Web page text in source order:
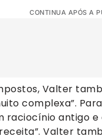
CONTINUA APÓS A
Valter
complexa”.
raciocínio antigo e
Valter